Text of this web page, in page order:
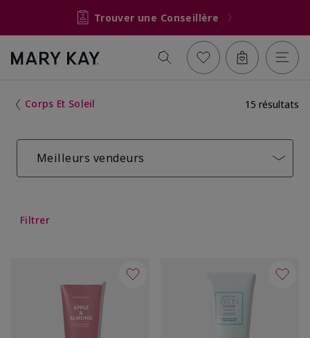
Trouver une Conseillère
Corps Et Soleil 15 résultats
Meilleurs vendeurs
Filtrer